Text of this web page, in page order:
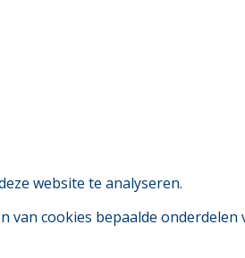
website te analyseren.
cookies bepaalde